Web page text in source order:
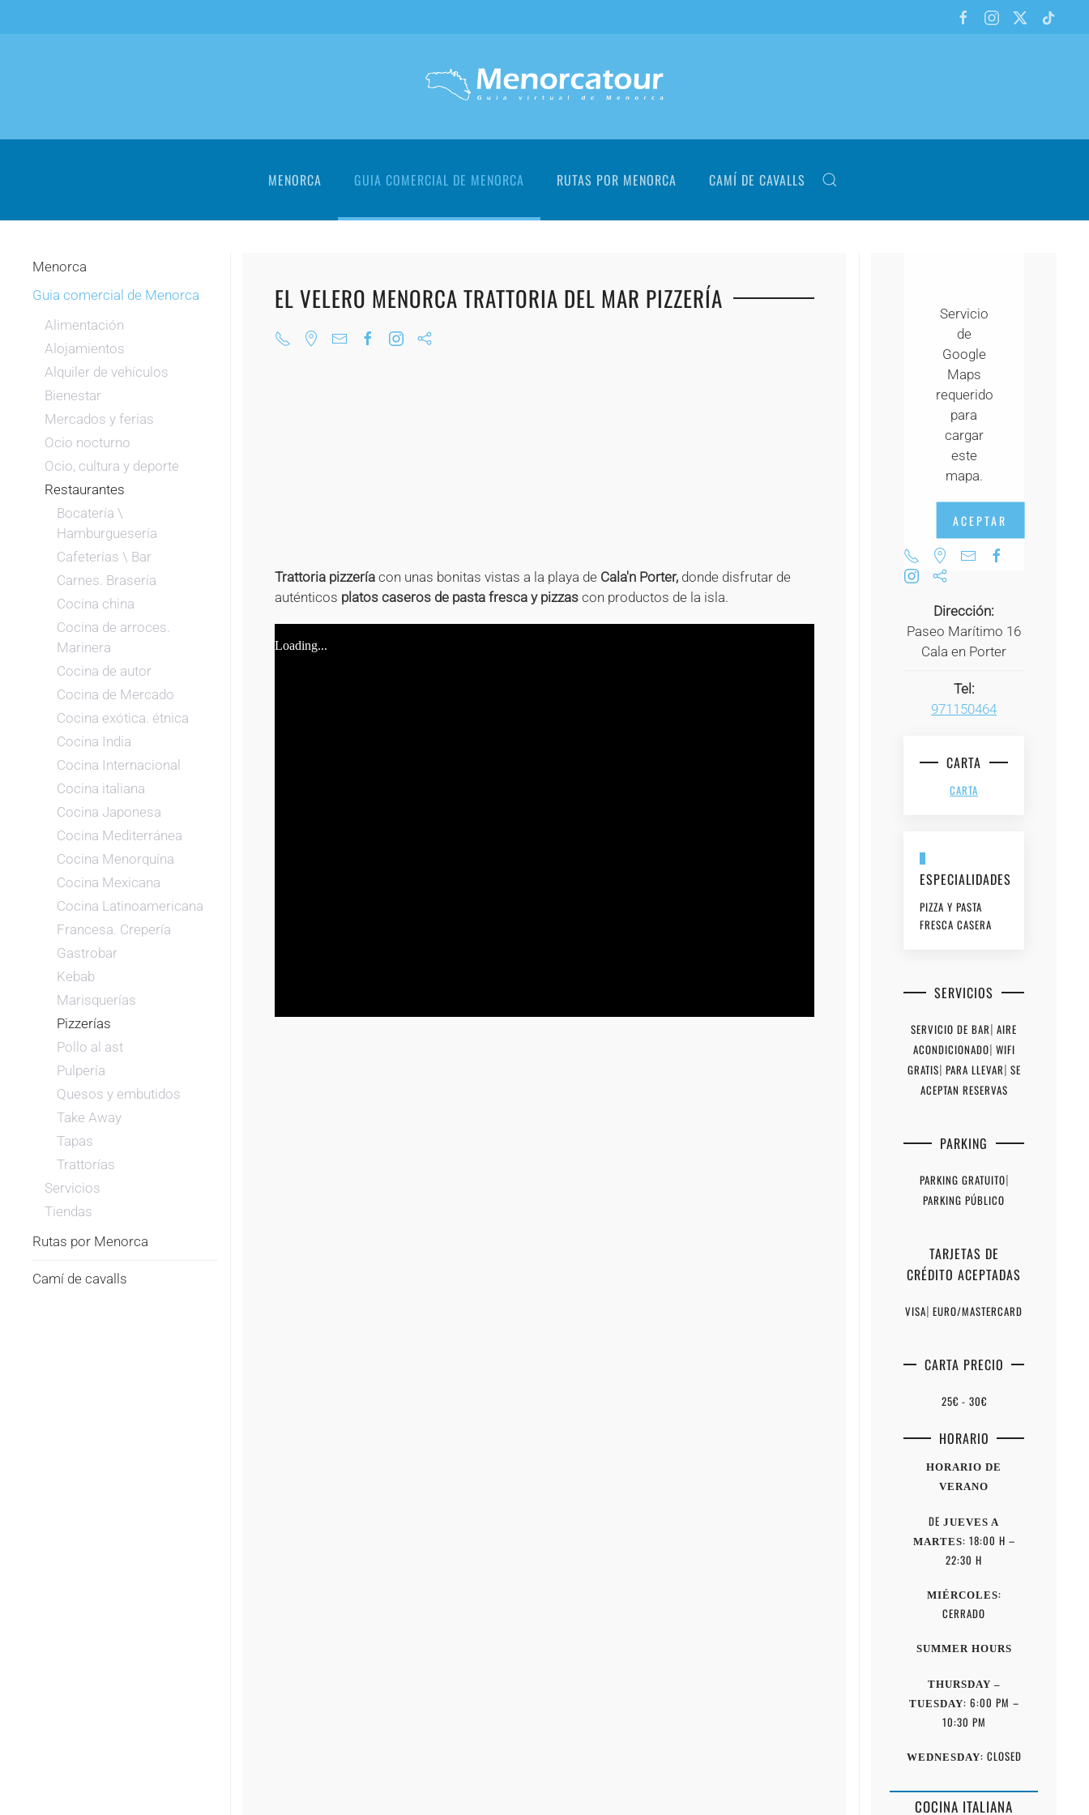
MENORCA GUIA COMERCIAL DE MENORCA RUTAS POR MENORCA CAMÍ DE CAVALLS
Menorca
Guia comercial de Menorca
Alimentación
Alojamientos
Alquiler de vehículos
Bienestar
Mercados y ferias
Ocio nocturno
Ocio, cultura y deporte
Restaurantes
Bocatería \
Hamburguesería
Cafeterías \ Bar
Carnes. Brasería
Cocina china
Cocina de arroces.
Marinera
Cocina de autor
Cocina de Mercado
Cocina exótica. étnica
Cocina India
Cocina Internacional
Cocina italiana
Cocina Japonesa
Cocina Mediterránea
Cocina Menorquína
Cocina Mexicana
Cocina Latinoamericana
Francesa. Crepería
Gastrobar
Kebab
Marisquerías
Pizzerías
Pollo al ast
Pulpería
Quesos y embutidos
Take Away
Tapas
Trattorías
Servicios
Tiendas
Rutas por Menorca
Camí de cavalls
EL VELERO MENORCA TRATTORIA DEL MAR PIZZERÍA
Trattoria pizzería con unas bonitas vistas a la playa de Cala'n Porter,donde disfrutar de
auténticos platos caseros de pasta fresca y pizzascon productos de la isla.
Servicio
de
Google
Maps
requerido
para
cargar
este
mapa.
ACEPTAR
Dirección:
Paseo Marítimo 16
Cala en Porter
Tel:
971150464
CARTA
CARTA
ESPECIALIDADES
PIZZA Y PASTA
FRESCA CASERA
SERVICIOS
SERVICIO DE BAR|AIRE
ACONDICIONADO| WIFI
GRATIS| PARA LLEVAR| SE
ACEPTAN RESERVAS
PARKING
PARKING GRATUITO|
PARKING PÚBLICO
TARJETAS DE
CRÉDITO ACEPTADAS
VISA|EURO/MASTERCARD
CARTA PRECIO
25€ - 30€
HORARIO
HORARIO DE
VERANO
DEJUEVES A
MARTES: 18:00 H –
22:30 H
MIÉRCOLES:
CERRADO
SUMMER HOURS
THURSDAY –
TUESDAY: 6:00 PM –
10:30 PM
WEDNESDAY: CLOSED
COCINA ITALIANA